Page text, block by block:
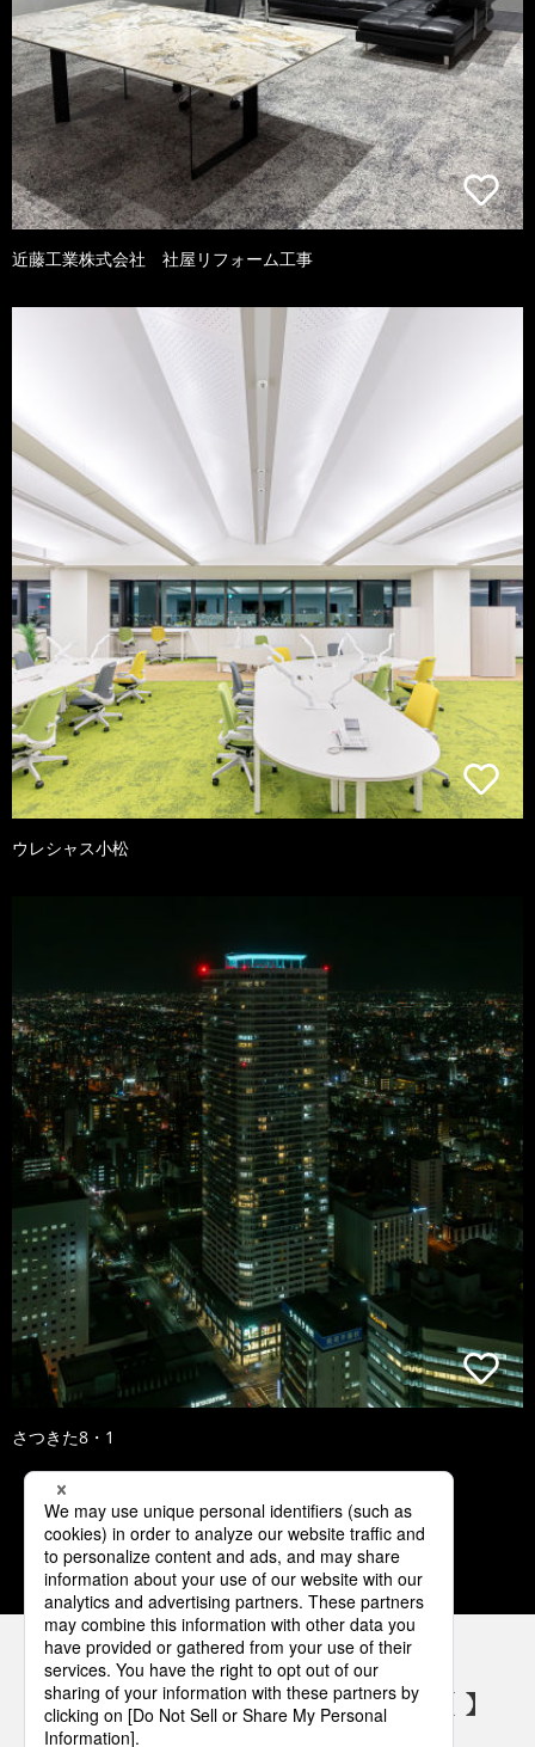
近藤工業株式会社 社屋リフォーム工事
ウレシャス小松
さつきた8・1
1 2 3 4 5
パナソニックの電気設備 SNSアカウント